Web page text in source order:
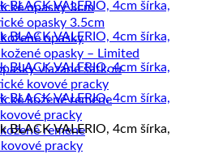
opasky 3cm
opasky 3.5cm
opasky
opasky – Limited
viazané šatkou
kovové pracky
kožené remene
pracky
remene
pracky